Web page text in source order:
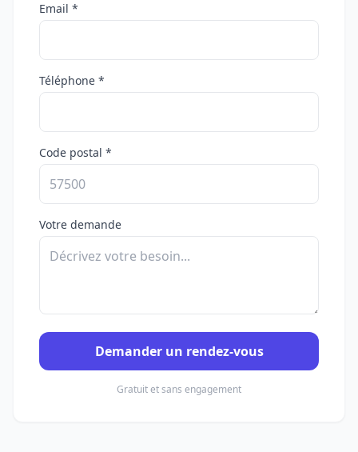
Email *
Téléphone *
Code postal *
Votre demande
Demander un rendez-vous
Gratuit et sans engagement